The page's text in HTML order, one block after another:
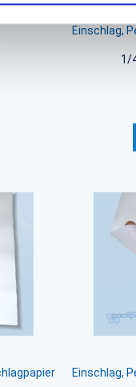
Einschlag,
1/
Einschlag,